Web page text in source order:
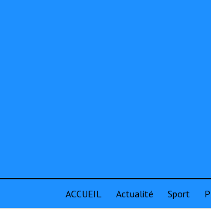
ACCUEIL Actualité Sport